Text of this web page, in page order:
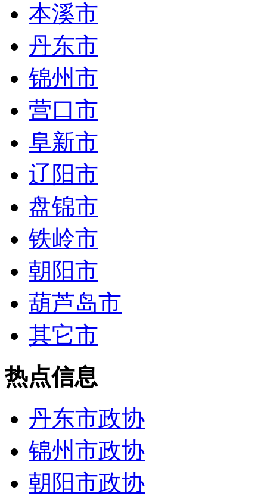
本溪市
丹东市
锦州市
营口市
阜新市
辽阳市
盘锦市
铁岭市
朝阳市
葫芦岛市
其它市
热点信息
丹东市政协
锦州市政协
朝阳市政协